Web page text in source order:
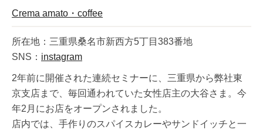
Crema amato・coffee
所在地：三重県桑名市新西方5丁目383番地
SNS： instagram
2年前に開催された連続セミナーに、三重県から弊社東
京支店まで、毎回通われていた女性店主の大谷さま。今
年2月にお店をオープンされました。
店内では、手作りのスパイスカレーやサンドイッチと一